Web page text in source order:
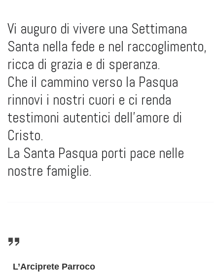
Vi auguro di vivere una Settimana
Santa nella fede e nel raccoglimento,
ricca di grazia e di speranza.
Che il cammino verso la Pasqua
rinnovi i nostri cuori e ci renda
testimoni autentici dell’amore di
Cristo.
La Santa Pasqua porti pace nelle
nostre famiglie.
L’Arciprete Parroco